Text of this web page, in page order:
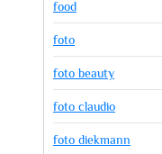
food
foto
foto beauty
foto claudio
foto diekmann